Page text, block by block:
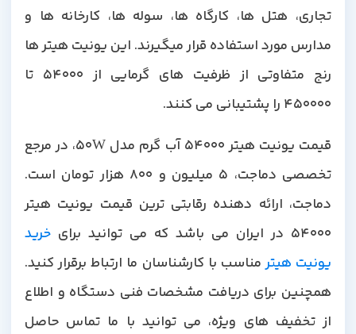
تجاری، هتل ها، کارگاه ها، سوله ها، کارخانه ها و
مدارس مورد استفاده قرار میگیرند. این یونیت هیتر ها
رنج متفاوتی از ظرفیت های گرمایی از 54000 تا
450000 را پشتیبانی می کنند.
قیمت یونیت هیتر 54000 آب گرم مدل 50W، در مرجع
تخصصی دماجت، 5 میلیون و 800 هزار تومان است.
دماجت، ارائه دهنده رقابتی ترین قیمت یونیت هیتر
54000 در ایران می باشد که می توانید برای
خرید
یونیت هیترمناسب با کارشناسان ما ارتباط برقرار کنید.
همچنین برای دریافت مشخصات فنی دستگاه و اطلاع
از تخفیف های ویژه، می توانید با ما تماس حاصل